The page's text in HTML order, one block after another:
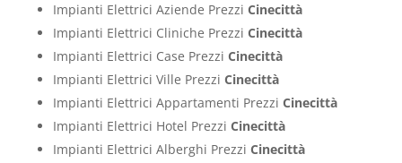
Impianti Elettrici Aziende Prezzi Cinecittà
Impianti Elettrici Cliniche Prezzi Cinecittà
Impianti Elettrici Case Prezzi Cinecittà
Impianti Elettrici Ville Prezzi Cinecittà
Impianti Elettrici Appartamenti Prezzi Cinecittà
Impianti Elettrici Hotel Prezzi Cinecittà
Impianti Elettrici Alberghi Prezzi Cinecittà